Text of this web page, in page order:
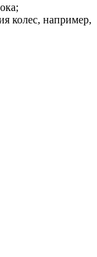
колес, например,